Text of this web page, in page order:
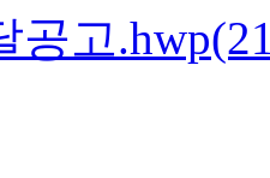
공고